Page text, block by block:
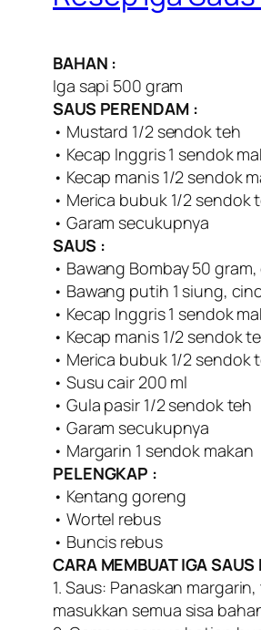
BAHAN :
Iga sapi 500 gram
SAUS PERENDAM :
• Mustard 1/2 sendok teh
• Kecap Inggris 1 sendok
• Kecap manis 1/2 sendok
• Merica bubuk 1/2 sendok
• Garam secukupnya
SAUS :
• Bawang Bombay 50
• Bawang putih 1 siung,
• Kecap Inggris 1 sendok
• Kecap manis 1/2 sendok
• Merica bubuk 1/2 sendok
• Susu cair 200 ml
• Gula pasir 1/2 sendok teh
• Garam secukupnya
• Margarin 1 sendok makan
PELENGKAP :
• Kentang goreng
• Wortel rebus
• Buncis rebus
CARA MEMBUAT IGA SAUS
1. Saus: Panaskan
masukkan semua sisa